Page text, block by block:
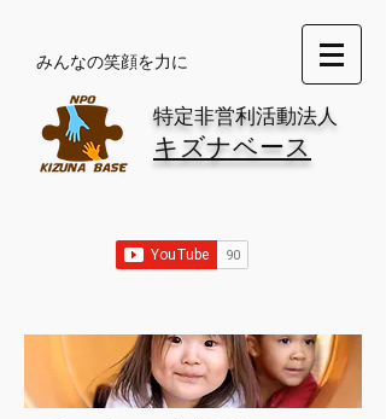
​みんなの笑顔を力に
特定非営利活動法人
キズナベース